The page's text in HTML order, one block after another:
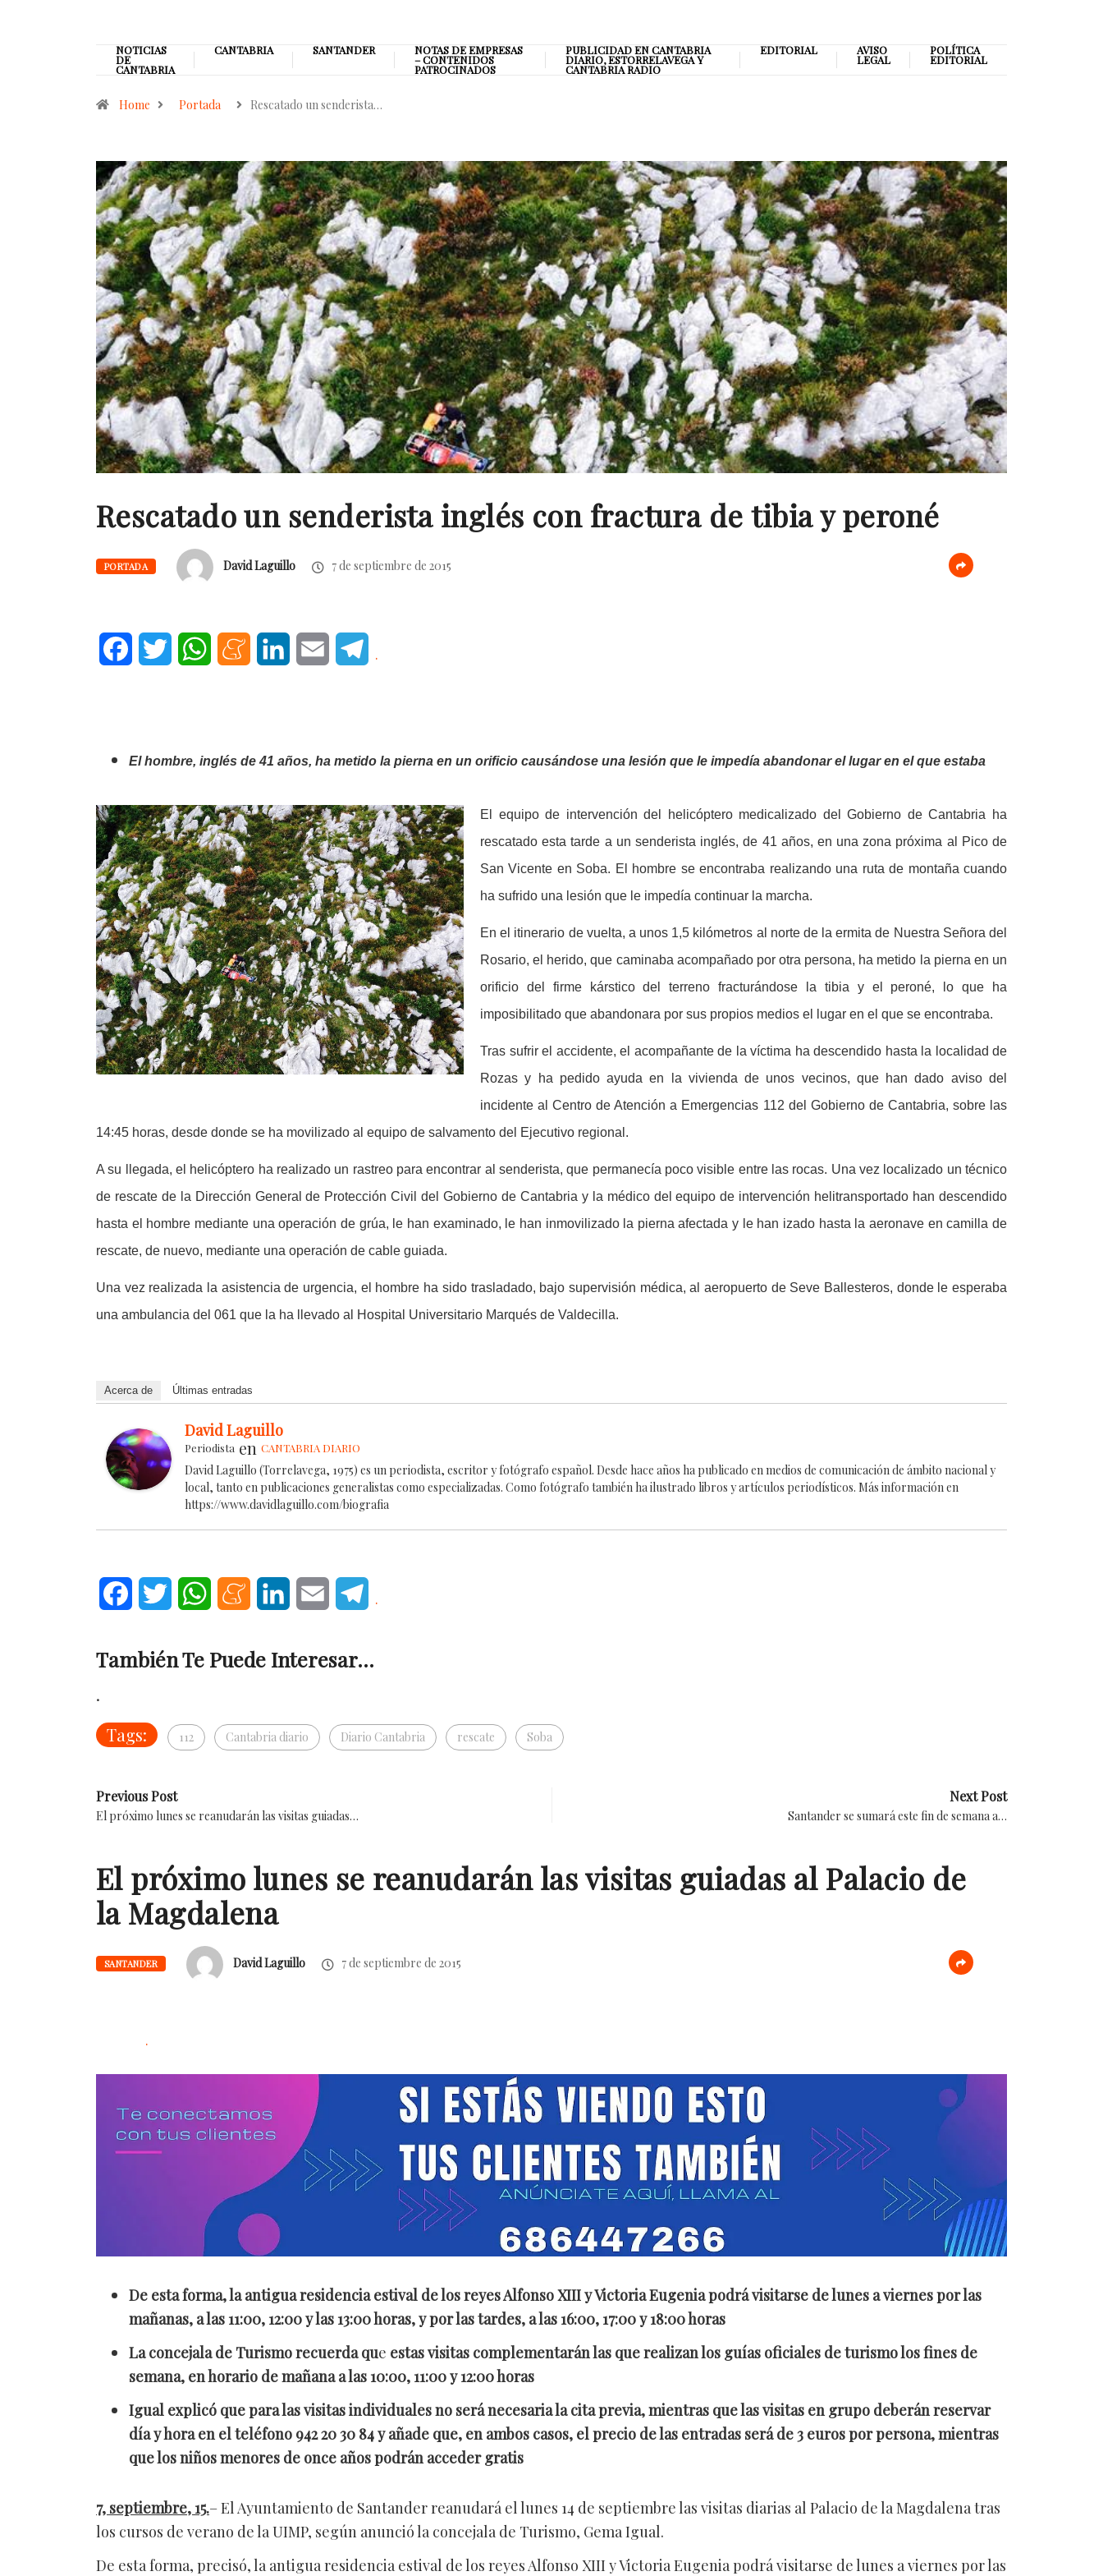
NOTICIAS
DE
CANTABRIA
CANTABRIA SANTANDER NOTAS DE EMPRESAS
– CONTENIDOS
PATROCINADOS
PUBLICIDAD EN CANTABRIA
DIARIO, ESTORRELAVEGA Y
CANTABRIA RADIO
EDITORIAL AVISO
LEGAL
POLÍTICA
EDITORIAL
Home Portada Rescatado un senderista…
Rescatado un senderista inglés con fractura de tibia y peroné
PORTADA David Laguillo 7 de septiembre de 2015
FacebookTwitter WhatsAppMeneameLinkedInEmail .
El hombre, inglés de 41 años, ha metido la pierna en un orificio causándose una lesión que le impedía abandonar el lugar en el que estaba
El equipo de intervención del helicóptero medicalizado del Gobierno de Cantabria ha
rescatado esta tarde a un senderista inglés, de 41 años, en una zona próxima al Pico de
San Vicente en Soba. El hombre se encontraba realizando una ruta de montaña cuando
ha sufrido una lesión que le impedía continuar la marcha.
En el itinerario de vuelta, a unos 1,5 kilómetros al norte de la ermita de Nuestra Señora del
Rosario, el herido, que caminaba acompañado por otra persona, ha metido la pierna en un
orificio del firme kárstico del terreno fracturándose la tibia y el peroné, lo que ha
imposibilitado que abandonara por sus propios medios el lugar en el que se encontraba.
Tras sufrir el accidente, el acompañante de la víctima ha descendido hasta la localidad de
Rozas y ha pedido ayuda en la vivienda de unos vecinos, que han dado aviso del
incidente al Centro de Atención a Emergencias 112 del Gobierno de Cantabria, sobre las
14:45 horas, desde donde se ha movilizado al equipo de salvamento del Ejecutivo regional.
A su llegada, el helicóptero ha realizado un rastreo para encontrar al senderista, que permanecía poco visible entre las rocas. Una vez localizado un técnico
de rescate de la Dirección General de Protección Civil del Gobierno de Cantabria y la médico del equipo de intervención helitransportado han descendido
hasta el hombre mediante una operación de grúa, le han examinado, le han inmovilizado la pierna afectada y le han izado hasta la aeronave en camilla de
rescate, de nuevo, mediante una operación de cable guiada.
Una vez realizada la asistencia de urgencia, el hombre ha sido trasladado, bajo supervisión médica, al aeropuerto de Seve Ballesteros, donde le esperaba
una ambulancia del 061 que la ha llevado al Hospital Universitario Marqués de Valdecilla.
Acerca de Últimas entradas
David Laguillo
Periodista en CANTABRIA DIARIO
David Laguillo (Torrelavega, 1975) es un periodista, escritor y fotógrafo español. Desde hace años ha publicado en medios de comunicación de ámbito nacional y
local, tanto en publicaciones generalistas como especializadas. Como fotógrafo también ha ilustrado libros y artículos periodísticos. Más información en
https://www.davidlaguillo.com/biografia
FacebookTwitter WhatsAppMeneameLinkedInEmail .
También Te Puede Interesar...
.
Tags:
112 Cantabria diario Diario Cantabria rescate Soba
Previous Post
El próximo lunes se reanudarán las visitas guiadas…
Next Post
Santander se sumará este fin de semana a…
El próximo lunes se reanudarán las visitas guiadas al Palacio de
la Magdalena
SANTANDER David Laguillo 7 de septiembre de 2015
.
De esta forma, la antigua residencia estival de los reyes Alfonso XIII y Victoria Eugenia podrá visitarse de lunes a viernes por las
mañanas, a las 11:00, 12:00 y las 13:00 horas, y por las tardes, a las 16:00, 17:00 y 18:00 horas
La concejala de Turismo recuerda que estas visitas complementarán las que realizan los guías oficiales de turismo los fines de
semana, en horario de mañana a las 10:00, 11:00 y 12:00 horas
Igual explicó que para las visitas individuales no será necesaria la cita previa, mientras que las visitas en grupo deberán reservar
día y hora en el teléfono 942 20 30 84 y añade que, en ambos casos, el precio de las entradas será de 3 euros por persona, mientras
que los niños menores de once años podrán acceder gratis
7, septiembre, 15.– El Ayuntamiento de Santander reanudará el lunes 14 de septiembre las visitas diarias al Palacio de la Magdalena tras
los cursos de verano de la UIMP, según anunció la concejala de Turismo, Gema Igual.
De esta forma, precisó, la antigua residencia estival de los reyes Alfonso XIII y Victoria Eugenia podrá visitarse de lunes a viernes por las